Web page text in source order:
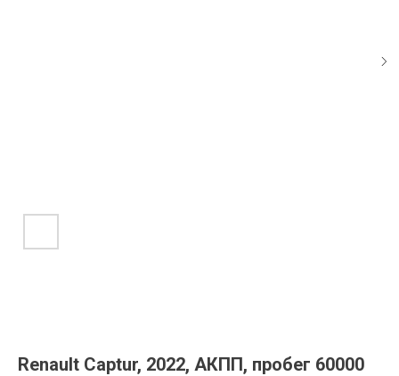
Renault Captur, 2022, АКПП, пробег 60000